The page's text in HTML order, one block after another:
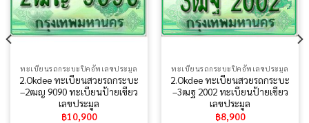
ทะเบียนรถกระบะปิคอัพเลขประมูล
2.Okdee ทะเบียนสวยรถกระบะ
–2ฒญ 9090 ทะเบียนป้ายเขียว
เลขประมูล
฿10,900
ทะเบียนรถกระบะปิคอัพเลขประมูล
2.Okdee ทะเบียนสวยรถกระบะ
–3ฒฐ 2002 ทะเบียนป้ายเขียว
เลขประมูล
฿8,900